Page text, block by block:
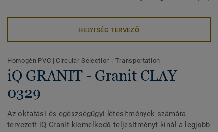
HELYISÉG TERVEZŐ
Homogén PVC | Circular Selection | Transportation
iQ GRANIT - Granit CLAY
0329
Az oktatási és egészségügyi létesítmények számára
tervezett iQ Granit kiemelkedő teljesítményt kínál a legjobb